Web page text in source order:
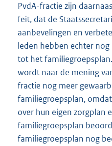
PvdA-fractie zijn
feit, dat de
aanbevelingen en
leden hebben echter
tot het
wordt naar de mening
fractie nog meer
familiegroepsplan,
over hun eigen zorgplan
familiegroepsplan
familiegroepsplan nog